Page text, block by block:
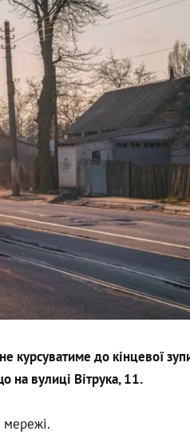
курсуватиме до кінцевої
на вулиці Вітрука, 11.
мережі.